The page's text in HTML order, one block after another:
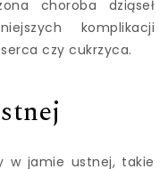
choroba dziąseł
komplikacji
czy cukrzyca.
w jamie ustnej, takie